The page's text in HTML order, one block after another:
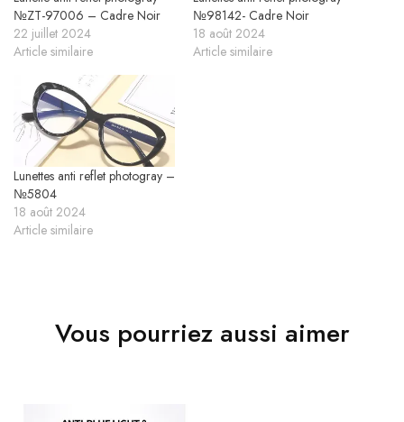
№ZT-97006 – Cadre Noir
22 juillet 2024
Article similaire
№98142- Cadre Noir
18 août 2024
Article similaire
Lunettes anti reflet photogray –
№5804
18 août 2024
Article similaire
Vous pourriez aussi aimer